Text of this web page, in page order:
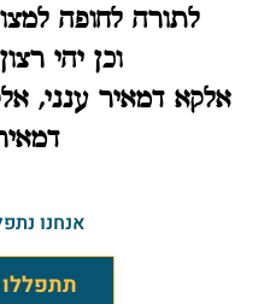
לתורה לחופה
וכן יהי
אלקא דמאיר ענני,
אנחנו
תתפללו